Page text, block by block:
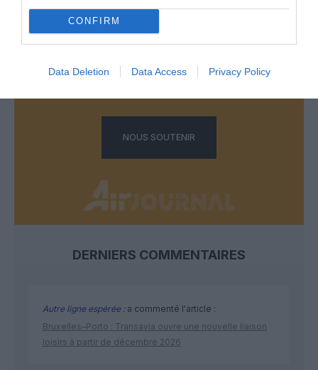
CONFIRM
Data Deletion Data Access Privacy Policy
FAIRE UN DON
Appel aux lecteurs !
Soutenez Air Journal participezà son
NOUS SOUTENIR
DERNIERS COMMENTAIRES
Autre ligne espérée :a commenté l'article :
Bruxelles–Porto : Transavia ouvre une nouvelle liaison
loisirs à partir de décembre 2026